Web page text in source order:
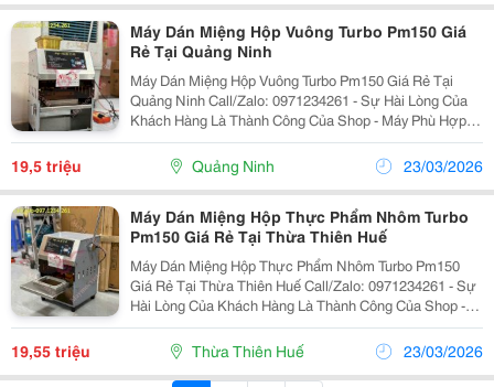
Máy Dán Miệng Hộp Vuông Turbo Pm150 Giá
Rẻ Tại Quảng Ninh
Máy Dán Miệng Hộp Vuông Turbo Pm150 Giá Rẻ Tại
Quảng Ninh Call/Zalo: 0971234261 - Sự Hài Lòng Của
Khách Hàng Là Thành Công Của Shop - Máy Phù Hợp
Để Dán Màng Cho Các Loại Hộp Nhôm, Hộp Thực Phẩm
Sẵn Có Trên Thị Trường, Giúp Sản Phẩm Được Niêm...
19,5 triệu Quảng Ninh 23/03/2026
Máy Dán Miệng Hộp Thực Phẩm Nhôm Turbo
Pm150 Giá Rẻ Tại Thừa Thiên Huế
Máy Dán Miệng Hộp Thực Phẩm Nhôm Turbo Pm150
Giá Rẻ Tại Thừa Thiên Huế Call/Zalo: 0971234261 - Sự
Hài Lòng Của Khách Hàng Là Thành Công Của Shop -
Máy Phù Hợp Để Dán Màng Cho Các Loại Hộp Nhôm,
Hộp Thực Phẩm Sẵn Có Trên Thị Trường, Giúp Sản...
19,55 triệu Thừa Thiên Huế 23/03/2026